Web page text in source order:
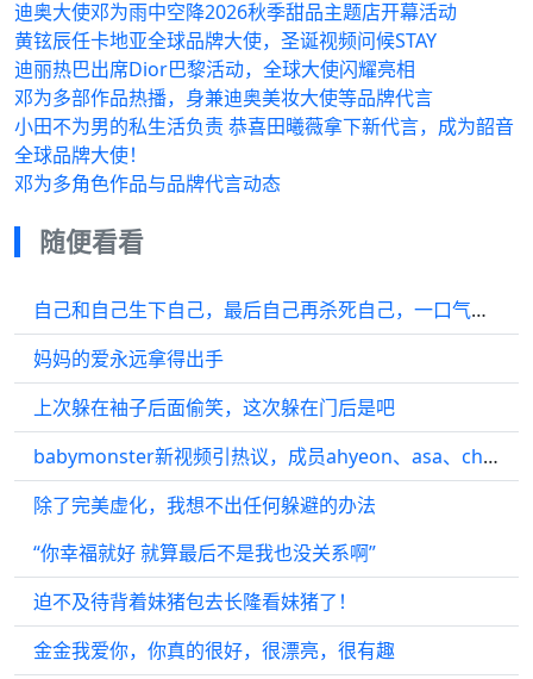
迪奥大使邓为雨中空降2026秋季甜品主题店开幕活动
黄铉辰任卡地亚全球品牌大使，圣诞视频问候STAY
迪丽热巴出席Dior巴黎活动，全球大使闪耀亮相
邓为多部作品热播，身兼迪奥美妆大使等品牌代言
小田不为男的私生活负责 恭喜田曦薇拿下新代言，成为韶音
全球品牌大使！
邓为多角色作品与品牌代言动态
随便看看
自己和自己生下自己，最后自己再杀死自己，一口气看完烧脑神作 《前目的地》
妈妈的爱永远拿得出手
上次躲在袖子后面偷笑，这次躲在门后是吧
babymonster新视频引热议，成员ahyeon、asa、chiquita抖臀舞吸睛
除了完美虚化，我想不出任何躲避的办法
“你幸福就好 就算最后不是我也没关系啊”
迫不及待背着妹猪包去长隆看妹猪了！
金金我爱你，你真的很好，很漂亮，很有趣